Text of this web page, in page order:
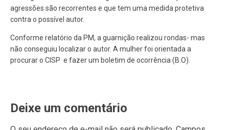
agressões são recorrentes e que tem uma medida protetiva
contra o possível autor.
Conforme relatório da PM, a guarnição realizou rondas- mas
não conseguiu localizar o autor. A mulher foi orientada a
procurar o CISP e fazer um boletim de ocorrência (B.O).
Deixe um comentário